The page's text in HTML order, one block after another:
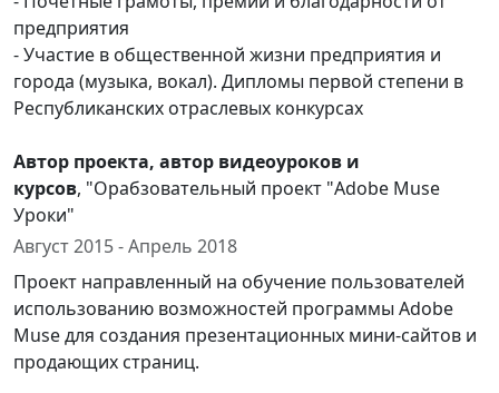
предприятия
- Участие в общественной жизни предприятия и
города (музыка, вокал). Дипломы первой степени в
Республиканских отраслевых конкурсах
Автор проекта, автор видеоуроков и
курсов, "Орабзовательный проект "Adobe Muse
Уроки"
Август 2015 - Апрель 2018
Проект направленный на обучение пользователей
использованию возможностей программы Adobe
Muse для создания презентационных мини-сайтов и
продающих страниц.